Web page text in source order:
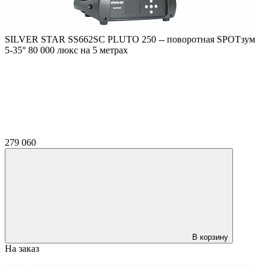
SILVER STAR SS662SC PLUTO 250 -- поворотная SPOTзум
5-35° 80 000 люкс на 5 метрах
279 060
В корзину
На заказ